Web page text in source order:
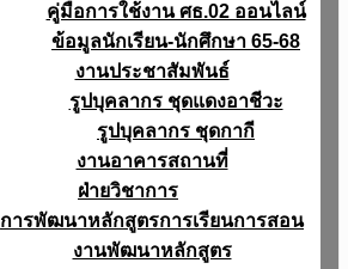
คู่มือการใช้งาน ศธ.02 ออนไลน์
ข้อมูลนักเรียน-นักศึกษา 65-68
งานประชาสัมพันธ์
รูปบุคลากร ชุดแดงอาชีวะ
รูปบุคลากร ชุดกากี
งานอาคารสถานที่
ฝ่ายวิชาการ
การพัฒนาหลักสูตรการเรียนการสอน
งานพัฒนาหลักสูตร